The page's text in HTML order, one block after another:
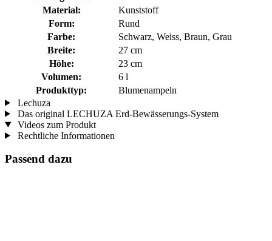
Material:
Kunststoff
Form:
Rund
Farbe:
Schwarz, Weiss, Braun, Grau
Breite:
27 cm
Höhe:
23 cm
Volumen:
6 l
Produkttyp:
Blumenampeln
Lechuza
Das original LECHUZA Erd-Bewässerungs-System
Videos zum Produkt
Rechtliche Informationen
Passend dazu